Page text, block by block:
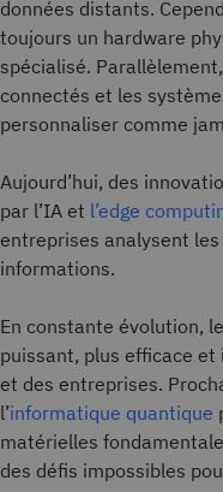
données distants.
toujours un hardware
spécialisé.
connectés et les
personnaliser comme
Aujourd’hui, des
par l’IA et l’edge
entreprises analysent
informations.
En constante évolution,
puissant, plus efficace
et des entreprises.
l’informatique quantique
matérielles
des défis impossibles